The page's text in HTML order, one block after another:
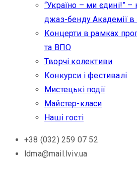
“Україно – ми єдині!” –
джаз-бенду Академії в
Концерти в рамках
та ВПО
Творчі колективи
Конкурси і фестивалі
Мистецькі події
Майстер-класи
Наші гості
+38 (032) 259 07 52
ldma@mail.lviv.ua